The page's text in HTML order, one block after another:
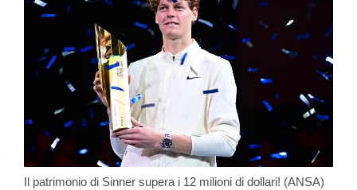
Il patrimonio di Sinner supera i 12 milioni di dollari! (ANSA)